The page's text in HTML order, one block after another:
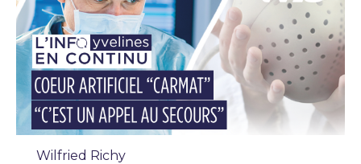
Wilfried Richy